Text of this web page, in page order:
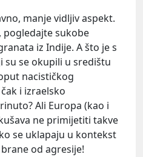
manje vidljiv aspekt.
pogledajte sukobe
iz Indije. A što je s
su se okupili u središtu
nacističkog
i izraelsko
Ali Europa (kao i
ne primijetiti takve
se uklapaju u kontekst
od agresije!